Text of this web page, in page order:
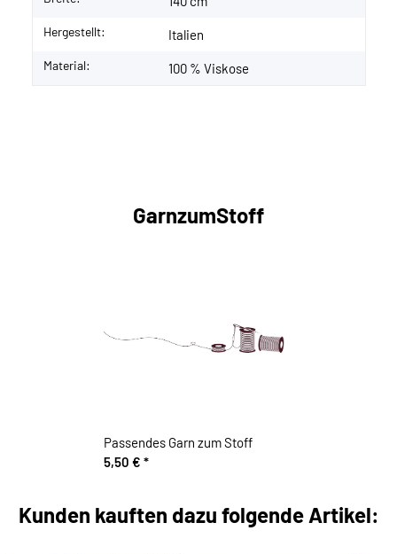
Hergestellt: Italien
Material: 100 % Viskose
GarnzumStoff
Passendes Garn zum Stoff
5,50 € *
Kunden kauften dazu folgende Artikel: